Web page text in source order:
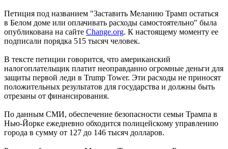
Петиция под названием "Заставить Меланию Трамп остаться
в Белом доме или оплачивать расходы самостоятельно" была
опубликована на сайте Change.org. К настоящему моменту ее
подписали порядка 515 тысяч человек.
В тексте петиции говорится, что американский
налогоплательщик платит неоправданно огромные деньги для
защиты первой леди в Trump Tower. Эти расходы не приносят
положительных результатов для государства и должны быть
отрезаны от финансирования.
По данным СМИ, обеспечение безопасности семьи Трампа в
Нью-Йорке ежедневно обходится полицейскому управлению
города в сумму от 127 до 146 тысяч долларов.